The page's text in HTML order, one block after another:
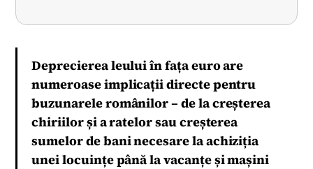
Deprecierea leului în fața euro are
numeroase implicații directe pentru
buzunarele românilor – de la creșterea
chiriilor și a ratelor sau creșterea
sumelor de bani necesare la achiziția
unei locuințe până la vacanțe și mașini